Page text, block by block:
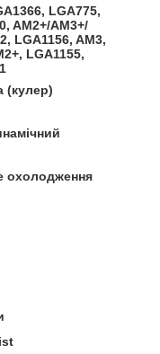
LGA775,
AM2+/AM3+/
LGA1156, AM3,
LGA1155,
(кулер)
охолодження